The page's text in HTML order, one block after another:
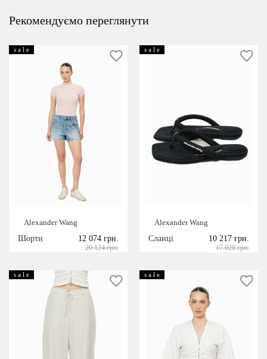
Рекомендуємо переглянути
s a l e
Alexander Wang
Шорти
12 074 грн.
20 124 грн.
s a l e
Alexander Wang
Сланці
10 217 грн.
17 028 грн.
s a l e s a l e